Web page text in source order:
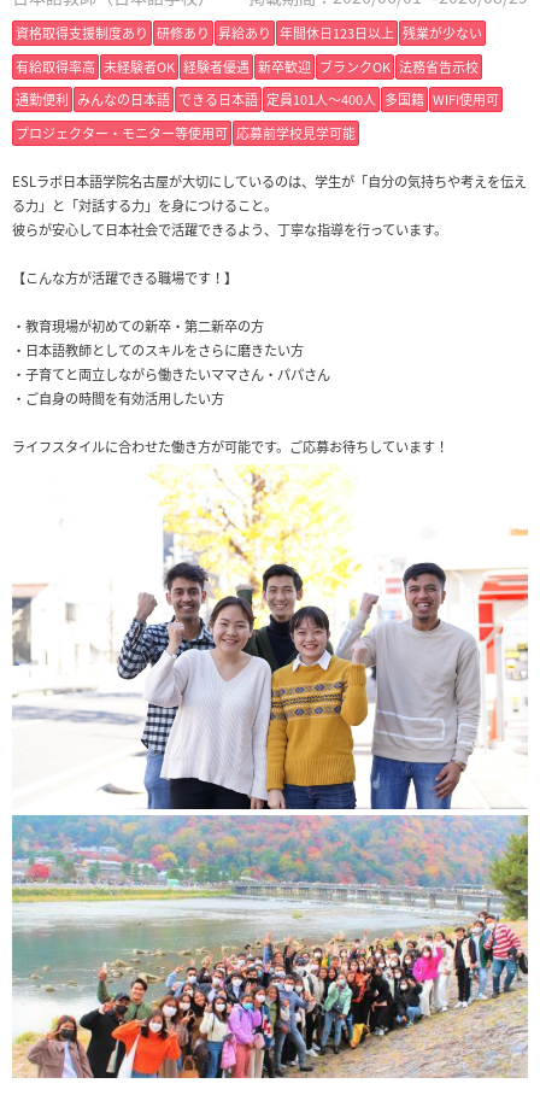
資格取得支援制度あり 研修あり 昇給あり 年間休日123日以上 残業が少ない
有給取得率高 未経験者OK 経験者優遇 新卒歓迎 ブランクOK 法務省告示校
通勤便利 みんなの日本語 できる日本語 定員101人〜400人 多国籍 WIFI使用可
プロジェクター・モニター等使用可 応募前学校見学可能
ESLラボ日本語学院名古屋が大切にしているのは、学生が「自分の気持ちや考えを伝え
る力」と「対話する力」を身につけること。
彼らが安心して日本社会で活躍できるよう、丁寧な指導を行っています。
【こんな方が活躍できる職場です！】
・教育現場が初めての新卒・第二新卒の方
・日本語教師としてのスキルをさらに磨きたい方
・子育てと両立しながら働きたいママさん・パパさん
・ご自身の時間を有効活用したい方
ライフスタイルに合わせた働き方が可能です。ご応募お待ちしています！